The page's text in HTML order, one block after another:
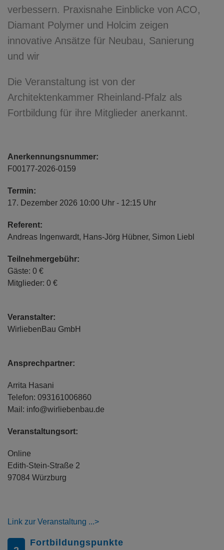
verbessern. Praxisnahe Einblicke von ACO,
Diamant Polymer und Holcim zeigen
innovative Ansätze für Neubau, Sanierung
und wir
Die Veranstaltung ist von der
Architektenkammer Rheinland-Pfalz als
Fortbildung für ihre Mitglieder anerkannt.
Anerkennungsnummer:
F00177-2026-0159
Termin:
17. Dezember 2026 10:00 Uhr - 12:15 Uhr
Referent:
Andreas Ingenwardt, Hans-Jörg Hübner, Simon Liebl
Teilnehmergebühr:
Gäste: 0 €
Mitglieder: 0 €
Veranstalter:
WirliebenBau GmbH
Ansprechpartner:
Arrita Hasani
Telefon: 093161006860
Mail: info@wirliebenbau.de
Veranstaltungsort:
Online
Edith-Stein-Straße 2
97084 Würzburg
Link zur Veranstaltung
Fortbildungspunkte